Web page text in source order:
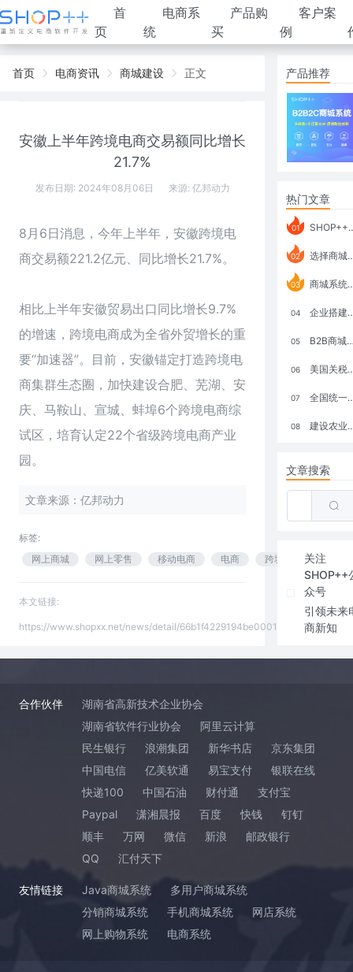
首
页
电商系
统
产品购
买
客户案
例
首页 电商资讯 商城建设 正文
安徽上半年跨境电商交易额同比增长
21.7%
发布日期: 2024年08月06日 来源: 亿邦动力
8月6日消息，今年上半年，安徽跨境电
商交易额221.2亿元、同比增长21.7%。
相比上半年安徽贸易出口同比增长9.7%
的增速，跨境电商成为全省外贸增长的重
要“加速器”。目前，安徽锚定打造跨境电
商集群生态圈，加快建设合肥、芜湖、安
庆、马鞍山、宣城、蚌埠6个跨境电商综
试区，培育认定22个省级跨境电商产业
园。
文章来源：亿邦动力
标签:
网上商城
网上零售 移动电商 电商 跨境电商
本文链接:
https://www.shopxx.net/news/detail/66b1f4229194be00018dc56f
产品推荐
热门文章
01 SHOP++ B2B2C V9.1 全新发布 新亮点
02 选择商城系统要考虑哪些问题？
03 商城系统如何打通跨境电商模式？
04 企业搭建积分商城系统要注意什么？
05 B2B商城系统搭建：开发语言、功能、优势分析
06 美国关税政策冲击全球电商格局：五大类平台受重创，转型与自救成关键
07 全国统一大市场：电商如何掘金新蓝海？
08 建设农业强国，网上商城来助力！
文章搜索
关注
SHOP++
众号
引领未来
商新知
合作伙伴
湖南省高新技术企业协会
湖南省软件行业协会
阿里云计算
民生银行
浪潮集团 新华书店
京东集团
中国电信
亿美软通 易宝支付
银联在线
快递100
中国石油 财付通
支付宝
Paypal
潇湘晨报 百度 快钱
钉钉
顺丰
万网 微信 新浪
邮政银行
QQ
汇付天下
友情链接 Java商城系统
多用户商城系统
分销商城系统
手机商城系统
网店系统
网上购物系统
电商系统